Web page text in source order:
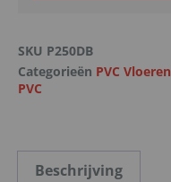
SKU P250DB
Categorieën PVC Vloeren
PVC
Beschrijving